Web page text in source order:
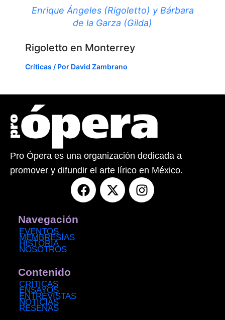
Enrique Ángeles (Rigoletto) y Bárbara
de la Garza (Gilda)
Rigoletto en Monterrey
Críticas / Por David Zambrano
Pro Ópera es una organización dedicada a
promover y difundir el arte lírico en México.
F
a
X
-
I
n
Navegación
EVENTOS
MEMBRESÍAS
HISTORIA
NOSOTROS
Contenido
CRÍTICAS
ENSAYOS
ENTREVISTAS
NOTICIAS
RESEÑAS